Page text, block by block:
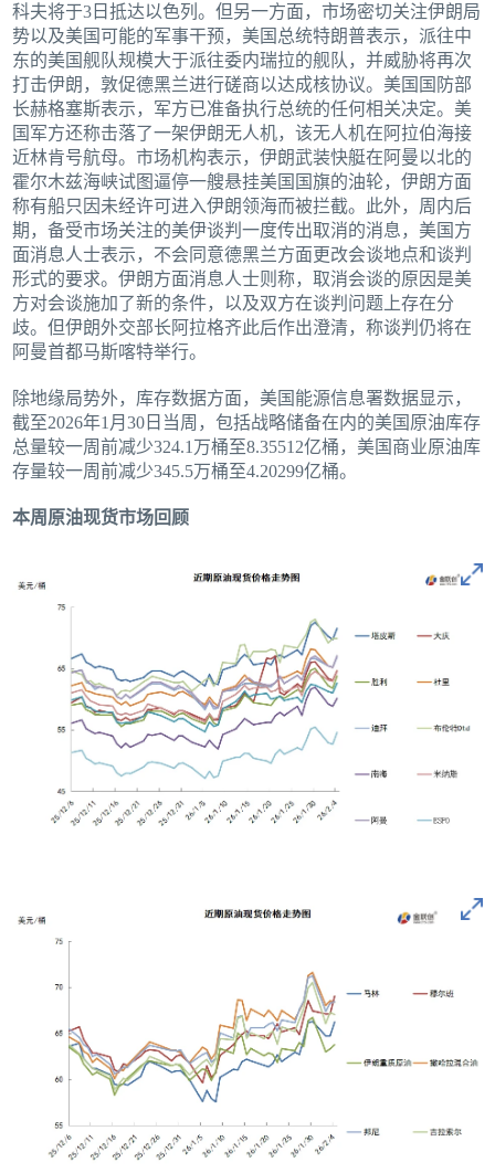
科夫将于3日抵达以色列。但另一方面，市场密切关注伊朗局
势以及美国可能的军事干预，美国总统特朗普表示，派往中
东的美国舰队规模大于派往委内瑞拉的舰队，并威胁将再次
打击伊朗，敦促德黑兰进行磋商以达成核协议。美国国防部
长赫格塞斯表示，军方已准备执行总统的任何相关决定。美
国军方还称击落了一架伊朗无人机，该无人机在阿拉伯海接
近林肯号航母。市场机构表示，伊朗武装快艇在阿曼以北的
霍尔木兹海峡试图逼停一艘悬挂美国国旗的油轮，伊朗方面
称有船只因未经许可进入伊朗领海而被拦截。此外，周内后
期，备受市场关注的美伊谈判一度传出取消的消息，美国方
面消息人士表示，不会同意德黑兰方面更改会谈地点和谈判
形式的要求。伊朗方面消息人士则称，取消会谈的原因是美
方对会谈施加了新的条件，以及双方在谈判问题上存在分
歧。但伊朗外交部长阿拉格齐此后作出澄清，称谈判仍将在
阿曼首都马斯喀特举行。
除地缘局势外，库存数据方面，美国能源信息署数据显示，
截至2026年1月30日当周，包括战略储备在内的美国原油库存
总量较一周前减少324.1万桶至8.35512亿桶，美国商业原油库
存量较一周前减少345.5万桶至4.20299亿桶。
本周原油现货市场回顾